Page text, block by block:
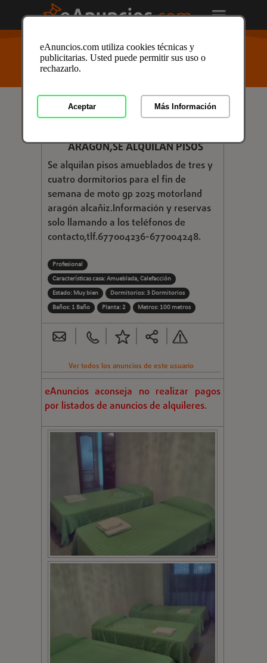
USTED ESTÁ AQUÍ>Anuncios clasificados
Inmobiliaria/Viviendas/Pisos/Alquiler de Pisos
Alquiler de Pisos en Vizcaya/ Anuncio ID: 4305047
Consultar
ARAGÓN,SE ALQUILAN PISOS
Se alquilan pisos amueblados de tres y
cuatro dormitorios para el fin de
semana de moto gp 2025 motorland
aragón alcañiz.Información y reservas
solo llamando a los teléfonos de
contacto,tlf.677004236-677004248.
Profesional
Características casa: Amueblada, Calefacción
Estado: Muy bien Dormitorios: 3 Dormitorios
Baños: 1 Baño Planta: 2 Metros: 100 metros
Ver todos los anuncios de este usuario
eAnuncios aconseja no realizar pagos
por listados de anuncios de alquileres.
eAnuncios.com utiliza cookies técnicas y
publicitarias. Usted puede permitir sus uso o
rechazarlo.
Aceptar Más Información